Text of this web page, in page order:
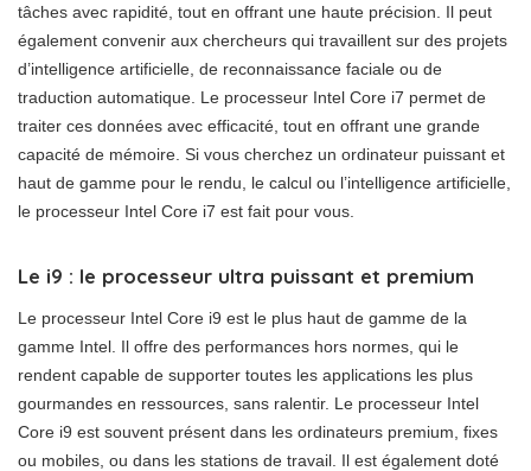
tâches avec rapidité, tout en offrant une haute précision. Il peut
également convenir aux chercheurs qui travaillent sur des projets
d’intelligence artificielle, de reconnaissance faciale ou de
traduction automatique. Le processeur Intel Core i7 permet de
traiter ces données avec efficacité, tout en offrant une grande
capacité de mémoire. Si vous cherchez un ordinateur puissant et
haut de gamme pour le rendu, le calcul ou l’intelligence artificielle,
le processeur Intel Core i7 est fait pour vous.
Le i9 : le processeur ultra puissant et premium
Le processeur Intel Core i9 est le plus haut de gamme de la
gamme Intel. Il offre des performances hors normes, qui le
rendent capable de supporter toutes les applications les plus
gourmandes en ressources, sans ralentir. Le processeur Intel
Core i9 est souvent présent dans les ordinateurs premium, fixes
ou mobiles, ou dans les stations de travail. Il est également doté